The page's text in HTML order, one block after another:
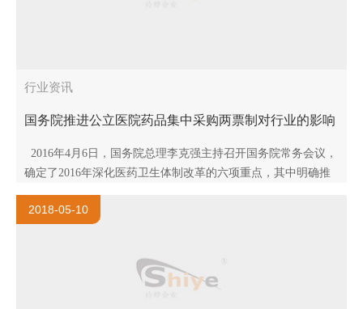
行业资讯
国务院推进公立医院药品集中采购两票制对行业的影响
2016年4月6日，国务院总理李克强主持召开国务院常务会议，
确定了2016年深化医药卫生体制改革的六项重点，其中明确推
行“两票制”，要求全面推进公立医院药品集中采购，建立药..
2018-05-10